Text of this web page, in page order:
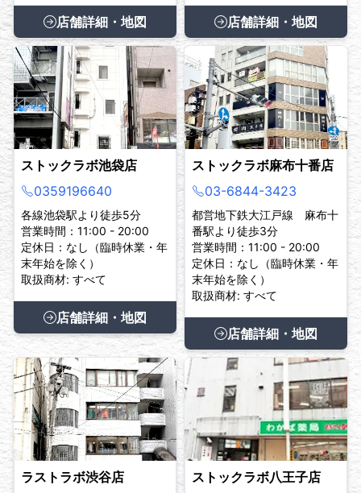
店舗詳細・地図 店舗詳細・地図
ストックラボ池袋店
0359196640
各線池袋駅より徒歩5分
営業時間：11:00 - 20:00
定休日：なし（臨時休業・年
末年始を除く）
取扱商材: すべて
店舗詳細・地図
ストックラボ麻布十番店
03-6844-3423
都営地下鉄大江戸線 麻布十
番駅より徒歩3分
営業時間：11:00 - 20:00
定休日：なし（臨時休業・年
末年始を除く）
取扱商材: すべて
店舗詳細・地図
ラストラボ渋谷店
ストックラボ八王子店